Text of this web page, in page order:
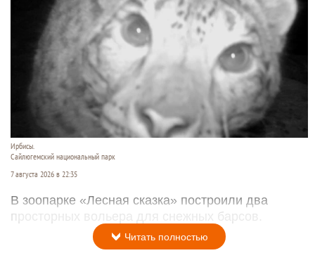
Ирбисы.
Сайлюгемский национальный парк
7 августа 2026 в 22:35
В зоопарке «Лесная сказка» построили два
просторных вольера для снежных барсов.
Читать полностью